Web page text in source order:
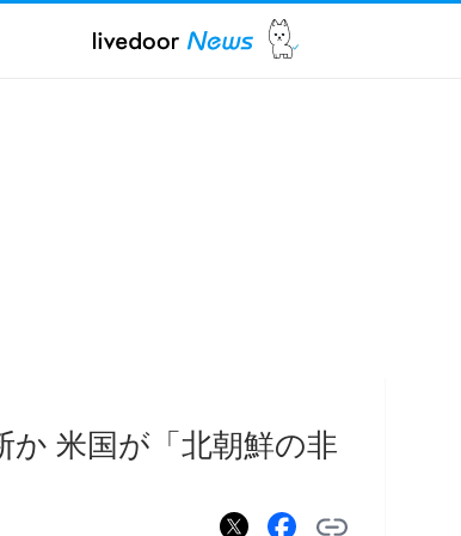
か 米国が「北朝鮮の非